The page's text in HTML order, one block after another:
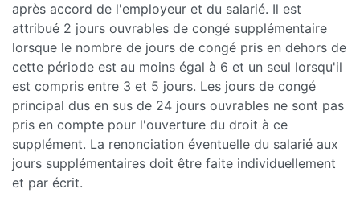
après accord de l'employeur et du salarié. Il est
attribué 2 jours ouvrables de congé supplémentaire
lorsque le nombre de jours de congé pris en dehors de
cette période est au moins égal à 6 et un seul lorsqu'il
est compris entre 3 et 5 jours. Les jours de congé
principal dus en sus de 24 jours ouvrables ne sont pas
pris en compte pour l'ouverture du droit à ce
supplément. La renonciation éventuelle du salarié aux
jours supplémentaires doit être faite individuellement
et par écrit.